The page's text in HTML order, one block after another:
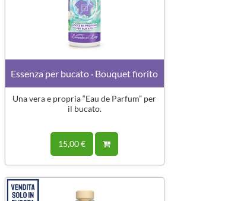
Essenza per bucato · Bouquet fiorito
Una vera e propria “Eau de Parfum” per
il bucato.
15,00 €